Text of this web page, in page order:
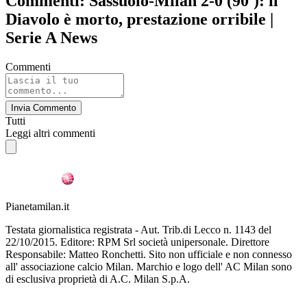
Diavolo è morto, prestazione orribile |
Serie A News
Commenti
Invia Commento
Tutti
Leggi altri commenti
Pianetamilan.it
Testata giornalistica registrata - Aut. Trib.di Lecco n. 1143 del
22/10/2015. Editore: RPM Srl società unipersonale. Direttore
Responsabile: Matteo Ronchetti. Sito non ufficiale e non connesso
all' associazione calcio Milan. Marchio e logo dell' AC Milan sono
di esclusiva proprietà di A.C. Milan S.p.A.